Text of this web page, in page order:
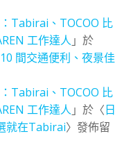
Tabirai、TOCOO 比
工作達人 」於
間交通便利、夜景佳
Tabirai、TOCOO 比
工作達人 」於〈日
就在Tabirai〉發佈留